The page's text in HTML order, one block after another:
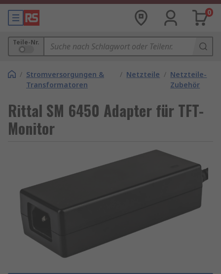
0
Teile-Nr.
/ Stromversorgungen &
Transformatoren
/ Netzteile / Netzteile-
Zubehör
Rittal SM 6450 Adapter für TFT-
Monitor